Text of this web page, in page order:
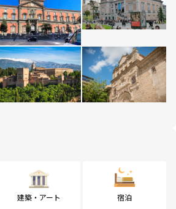
建築・アート 宿泊